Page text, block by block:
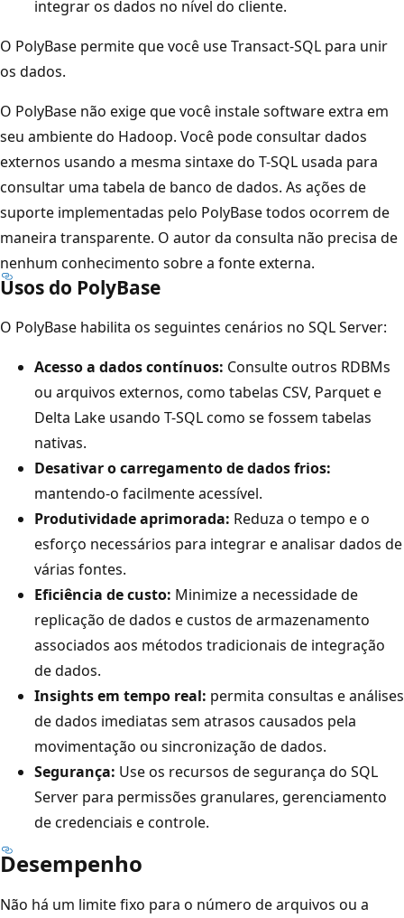
integrar os dados no nível do cliente.
O PolyBase permite que você use Transact-SQL para unir
os dados.
O PolyBase não exige que você instale software extra em
seu ambiente do Hadoop. Você pode consultar dados
externos usando a mesma sintaxe do T-SQL usada para
consultar uma tabela de banco de dados. As ações de
suporte implementadas pelo PolyBase todos ocorrem de
maneira transparente. O autor da consulta não precisa de
nenhum conhecimento sobre a fonte externa.
Usos do PolyBase
O PolyBase habilita os seguintes cenários no SQL Server:
Acesso a dados contínuos: Consulte outros RDBMs
ou arquivos externos, como tabelas CSV, Parquet e
Delta Lake usando T-SQL como se fossem tabelas
nativas.
Desativar o carregamento de dados frios:
mantendo-o facilmente acessível.
Produtividade aprimorada: Reduza o tempo e o
esforço necessários para integrar e analisar dados de
várias fontes.
Eficiência de custo: Minimize a necessidade de
replicação de dados e custos de armazenamento
associados aos métodos tradicionais de integração
de dados.
Insights em tempo real: permita consultas e análises
de dados imediatas sem atrasos causados pela
movimentação ou sincronização de dados.
Segurança: Use os recursos de segurança do SQL
Server para permissões granulares, gerenciamento
de credenciais e controle.
Desempenho
Não há um limite fixo para o número de arquivos ou a